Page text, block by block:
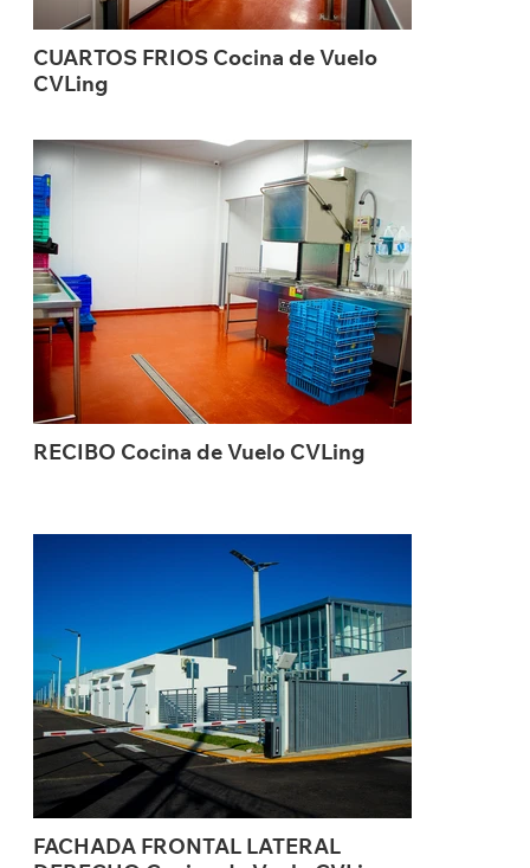
CUARTOS FRIOS Cocina de Vuelo
CVLing
RECIBO Cocina de Vuelo CVLing
FACHADA FRONTAL LATERAL